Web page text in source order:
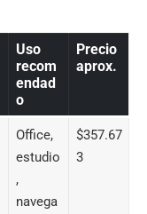
Uso
recom
endad
o
Precio
aprox.
Office,
estudio
,
navega
$357.67
3